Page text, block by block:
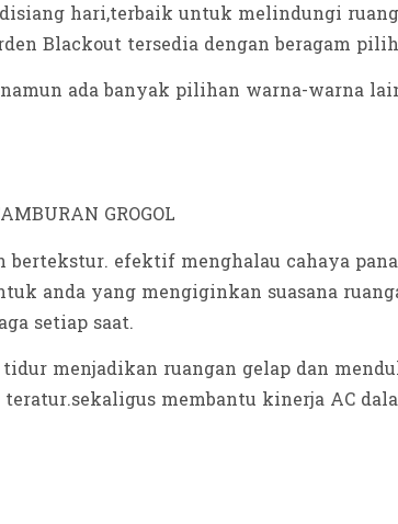
hari,terbaik untuk melindungi
Blackout tersedia dengan beragam
ada banyak pilihan warna-warna
efektif menghalau cahaya
anda yang mengiginkan suasana
setiap saat.
menjadikan ruangan gelap dan
membantu kinerja AC